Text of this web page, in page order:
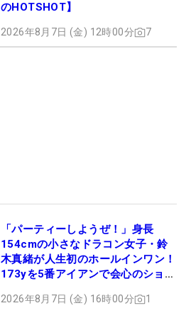
のHOTSHOT】
2026年8月7日 (金) 12時00分 7
「パーティーしようぜ！」身長
154cmの小さなドラコン女子・鈴
木真緒が人生初のホールインワン！
173yを5番アイアンで会心のショッ
2026年8月7日 (金) 16時00分 1